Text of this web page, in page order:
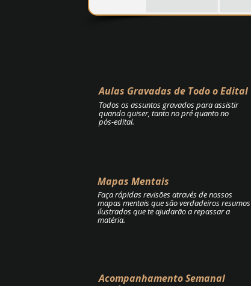
Aulas Gravadas de Todo o Edital
Todos os assuntos gravados para assistir
quando quiser, tanto no pré quanto no
pós-edital.
Mapas Mentais
Faça rápidas revisões através de nossos
mapas mentais que são verdadeiros resumos
ilustrados que te ajudarão a repassar a
matéria.
Acompanhamento Semanal